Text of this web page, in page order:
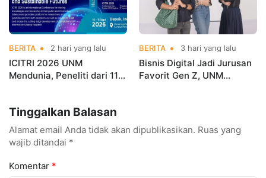
BERITA 2 hari yang lalu
ICITRI 2026 UNM
Mendunia, Peneliti dari 11
BERITA 3 hari yang lalu
Bisnis Digital Jadi Jurusan
Favorit Gen Z, UNM
Tinggalkan Balasan
Alamat email Anda tidak akan dipublikasikan. Ruas yang
wajib ditandai *
Komentar *